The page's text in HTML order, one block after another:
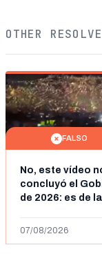
OTHER
FALSO
No, este vídeo
concluyó el
de 2026: es de
07/08/2026